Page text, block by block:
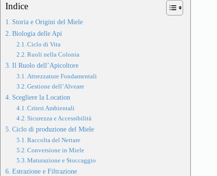
Indice
Storia e Origini del Miele
Biologia delle Api
Ciclo di Vita
Ruoli nella Colonia
Il Ruolo dell’Apicoltore
Attrezzature Fondamentali
Gestione dell’Alveare
Scegliere la Location
Criteri Ambientali
Sicurezza e Accessibilità
Ciclo di produzione del Miele
Raccolta del Nettare
Conversione in Miele
Maturazione e Stoccaggio
Estrazione e Filtrazione